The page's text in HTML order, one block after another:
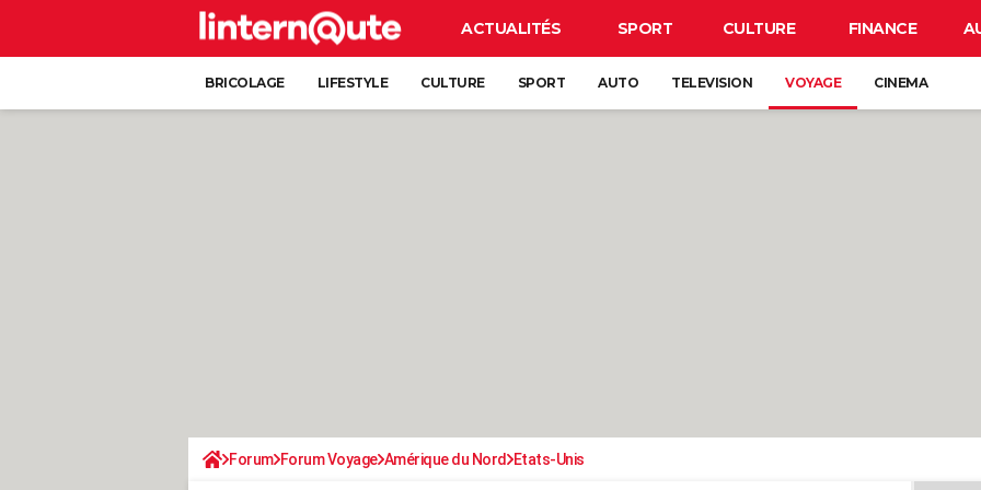
ACTUALITÉS SPORT CULTURE FINANCE
BRICOLAGE LIFESTYLE CULTURE SPORT AUTO TELEVISION VOYAGE CINEMA
Forum Forum Voyage Amérique du Nord Etats-Unis